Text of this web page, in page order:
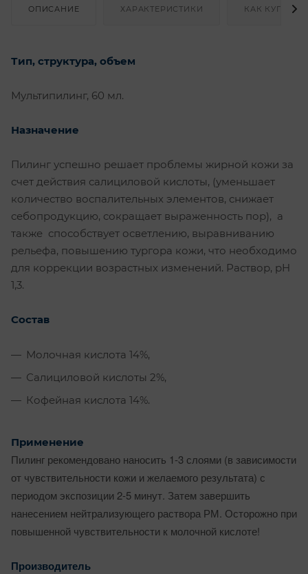
ОПИСАНИЕ ХАРАКТЕРИСТИКИ КАК КУПИТЬ
Тип, структура, объем
Мультипилинг, 60 мл.
Назначение
Пилинг успешно решает проблемы жирной кожи за
счет действия салициловой кислоты, (уменьшает
количество воспалительных элементов, снижает
себопродукцию, сокращает выраженность пор), а
также способствует осветлению, выравниванию
рельефа, повышению тургора кожи, что необходимо
для коррекции возрастных изменений. Раствор, pH
1,3.
Состав
Молочная кислота 14%,
Салициловой кислоты 2%,
Кофейная кислота 14%.
Применение
Пилинг рекомендовано наносить 1-3 слоями (в зависимости
от чувствительности кожи и желаемого результата) с
периодом экспозиции 2-5 минут. Затем завершить
нанесением нейтрализующего раствора РМ. Осторожно при
повышенной чувствительности к молочной кислоте!
Производитель